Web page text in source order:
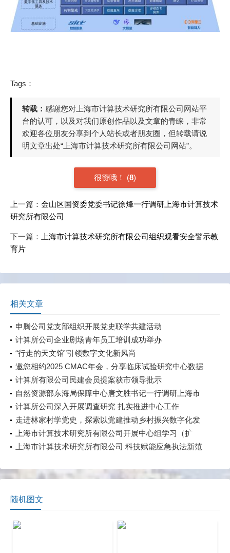
Tags：
转载： 感谢您对上海市计算技术研究所有限公司网站平
台的认可，以及对我们原创作品以及文章的青睐，非常
欢迎各位朋友分享到个人站长或者朋友圈，但转载请说
明文章出处“上海市计算技术研究所有限公司网站”。
很赞哦！ (8)
上一篇： 金山区国资委党委书记徐烽一行调研上海市计算技术
研究所有限公司
下一篇：
上海市计算技术研究所有限公司组织观看安全警示教
育片
相关文章
申腾公司党支部组织开展党史联学共建活动
计算所公司企业剧场青年员工培训成功举办
“行走的天文馆”引领数字文化新风尚
邀您相约2025 CMAC年会，分享临床试验研究中心数据
直采经验与探索
计算所有限公司民建会员提案获市领导批示
自然资源部东海局保障中心唐文胜书记一行调研上海市
计算技术研究所有限公司
计算所公司深入开展调查研究 扎实推进中心工作
走进林家村学党史，探索以党建推动乡村振兴数字化发
展
上海市计算技术研究所有限公司开展中心组学习（扩
大）会——专题开展意识形态讲座
上海市计算技术研究所有限公司 科技赋能应急执法新范
随机图文